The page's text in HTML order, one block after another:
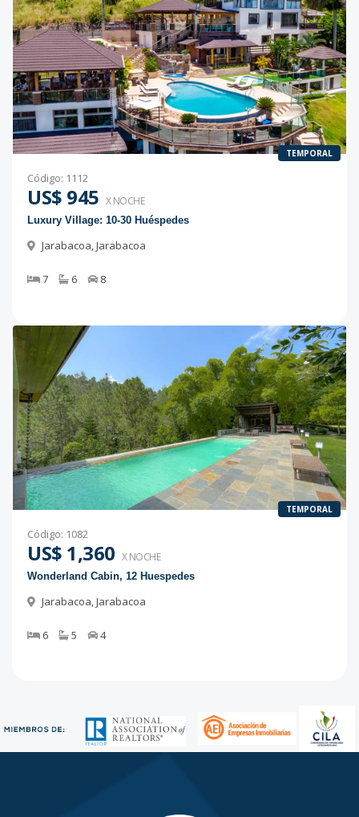
TEMPORAL
Código: 1112
US$ 945 X NOCHE
Luxury Village: 10-30 Huéspedes
Jarabacoa,Jarabacoa
7 6 8
TEMPORAL
Código: 1082
US$ 1,360 X NOCHE
Wonderland Cabin, 12 Huespedes
Jarabacoa,Jarabacoa
6 5 4